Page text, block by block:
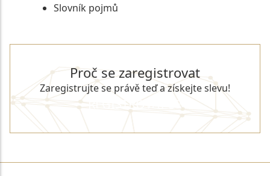
Slovník pojmů
Proč se zaregistrovat
Zaregistrujte se právě teď a získejte slevu!
REGISTROVAT SE